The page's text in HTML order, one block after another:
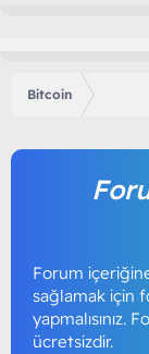
Bitcoin
Forum
sağlamak için
yapmalısınız.
ücretsizdir.